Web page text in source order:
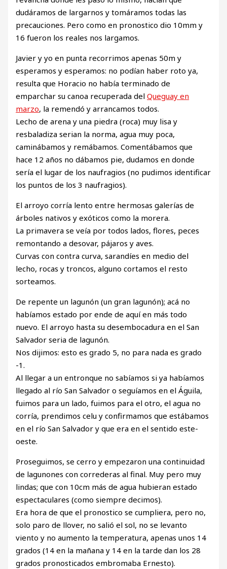
dudáramos de largarnos y tomáramos todas las
precauciones. Pero como en pronostico dio 10mm y
16 fueron los reales nos largamos.
Javier y yo en punta recorrimos apenas 50m y
esperamos y esperamos: no podían haber roto ya,
resulta que Horacio no había terminado de
emparchar su canoa recuperada delQueguay en
marzo, la remendó y arrancamos todos.
Lecho de arena y una piedra (roca) muy lisa y
resbaladiza serian la norma, agua muy poca,
caminábamos y remábamos. Comentábamos que
hace 12 años no dábamos pie, dudamos en donde
sería el lugar de los naufragios (no pudimos identificar
los puntos de los 3 naufragios).
El arroyo corría lento entre hermosas galerías de
árboles nativos y exóticos como la morera.
La primavera se veía por todos lados, flores, peces
remontando a desovar, pájaros y aves.
Curvas con contra curva, sarandíes en medio del
lecho, rocas y troncos, alguno cortamos el resto
sorteamos.
De repente un lagunón (un gran lagunón); acá no
habíamos estado por ende de aquí en más todo
nuevo. El arroyo hasta su desembocadura en el San
Salvador seria de lagunón.
Nos dijimos: esto es grado 5, no para nada es grado
-1.
Al llegar a un entronque no sabíamos si ya habíamos
llegado al río San Salvador o seguíamos en el Águila,
fuimos para un lado, fuimos para el otro, el agua no
corría, prendimos celu y confirmamos que estábamos
en el río San Salvador y que era en el sentido este-
oeste.
Proseguimos, se cerro y empezaron una continuidad
de lagunones con correderas al final. Muy pero muy
lindas; que con 10cm más de agua hubieran estado
espectaculares (como siempre decimos).
Era hora de que el pronostico se cumpliera, pero no,
solo paro de llover, no salió el sol, no se levanto
viento y no aumento la temperatura, apenas unos 14
grados (14 en la mañana y 14 en la tarde dan los 28
grados pronosticados embromaba Ernesto).